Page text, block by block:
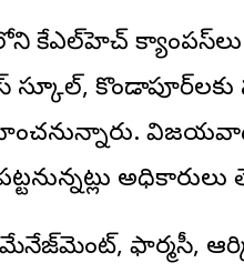
క్యాంపస్‌లు
స్కూల్,
ఫార్మసీ,